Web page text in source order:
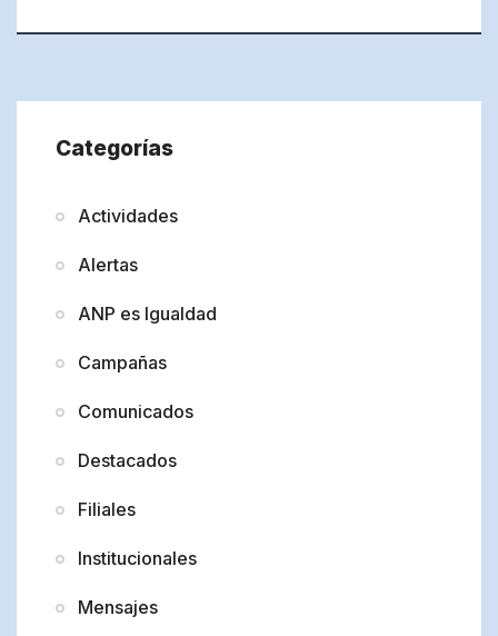
Categorías
Actividades
Alertas
ANP es Igualdad
Campañas
Comunicados
Destacados
Filiales
Institucionales
Mensajes